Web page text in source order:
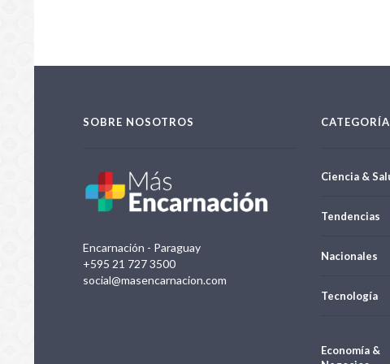
SOBRE NOSOTROS
Encarnación - Paraguay
+595 21 727 3500
social@masencarnacion.com
Ciencia &
Tendencias
Nacionales
Tecnología
Economía &